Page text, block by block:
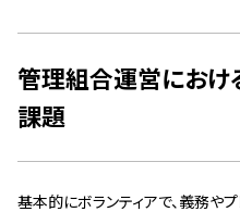
管理組合運営におけ
課題
基本的にボランティアで、義務や